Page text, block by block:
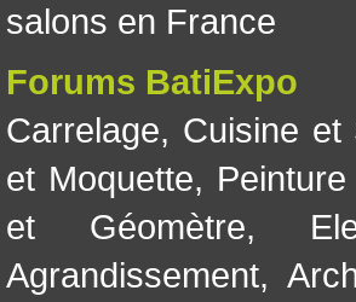
salons en France
Forums BatiExpo
Carrelage, Cuisine et
et Moquette,
et Géomètre,
Agrandissement,